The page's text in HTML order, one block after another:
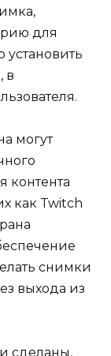
для
в
могут
контента
как Twitch
снимки
выхода из
сделаны,